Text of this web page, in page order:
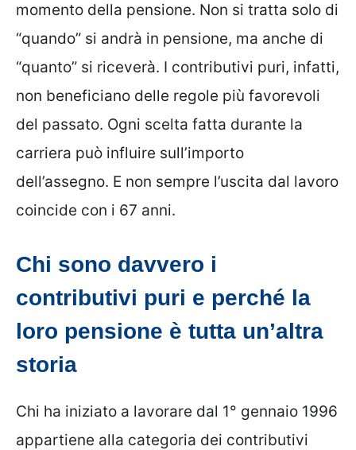
momento della pensione. Non si tratta solo di
“quando” si andrà in pensione, ma anche di
“quanto” si riceverà. I contributivi puri, infatti,
non beneficiano delle regole più favorevoli
del passato. Ogni scelta fatta durante la
carriera può influire sull’importo
dell’assegno. E non sempre l’uscita dal lavoro
coincide con i 67 anni.
Chi sono davvero i
contributivi puri e perché la
loro pensione è tutta un’altra
storia
Chi ha iniziato a lavorare dal 1° gennaio 1996
appartiene alla categoria dei contributivi